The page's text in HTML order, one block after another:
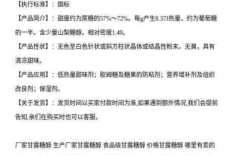
【执行标准】：国标
【产品简介】：甜度约为蔗糖的57%～72%。每g产生8.37J热量，约为葡萄糖
的一半。含少量山梨糖醇。相对密度1.49。
【产品性状】：无色至白色针状或斜方柱状晶体或结晶性粉末。无臭，具有
清凉甜味。
【产品应用】：低热量甜味剂；胶姆糖及糖果的防粘剂；营养增补剂及组织
改良剂；保湿剂。
【关于发货】：发货时间以买家付款时间为准,如果遇到额外情况,我们会提前
告知,亲们在购买时也可以客服。
厂家甘露糖醇 生产厂家甘露糖醇 食品级甘露糖醇 价格甘露糖醇 哪里有卖的